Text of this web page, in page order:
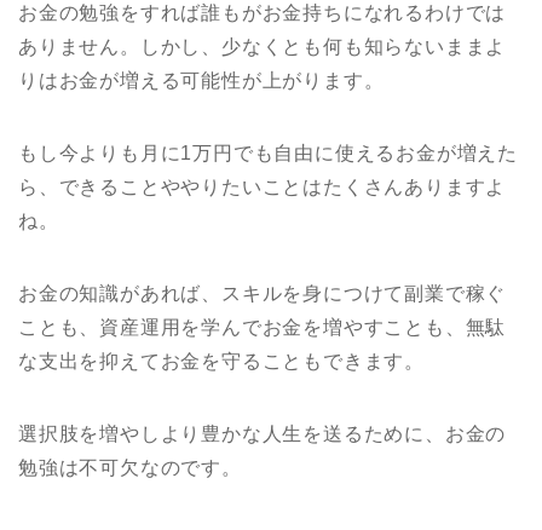
お金の勉強をすれば誰もがお金持ちになれるわけでは
ありません。しかし、少なくとも何も知らないままよ
りはお金が増える可能性が上がります。
もし今よりも月に1万円でも自由に使えるお金が増えた
ら、できることややりたいことはたくさんありますよ
ね。
お金の知識があれば、スキルを身につけて副業で稼ぐ
ことも、資産運用を学んでお金を増やすことも、無駄
な支出を抑えてお金を守ることもできます。
選択肢を増やしより豊かな人生を送るために、お金の
勉強は不可欠なのです。